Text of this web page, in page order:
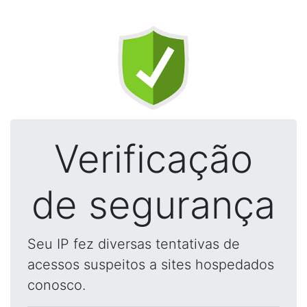
Verificação
de segurança
Seu IP fez diversas tentativas de
acessos suspeitos a sites hospedados
conosco.